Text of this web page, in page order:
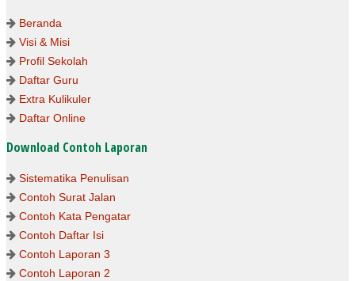
Beranda
Visi & Misi
Profil Sekolah
Daftar Guru
Extra Kulikuler
Daftar Online
Download Contoh Laporan
Sistematika Penulisan
Contoh Surat Jalan
Contoh Kata Pengatar
Contoh Daftar Isi
Contoh Laporan 3
Contoh Laporan 2